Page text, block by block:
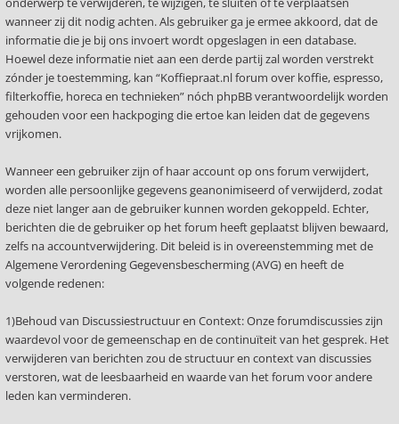
wanneer zij dit nodig achten. Als gebruiker ga je ermee akkoord, dat de
informatie die je bij ons invoert wordt opgeslagen in een database.
Hoewel deze informatie niet aan een derde partij zal worden verstrekt
zónder je toestemming, kan “Koffiepraat.nl forum over koffie, espresso,
filterkoffie, horeca en technieken” nóch phpBB verantwoordelijk worden
gehouden voor een hackpoging die ertoe kan leiden dat de gegevens
vrijkomen.
Wanneer een gebruiker zijn of haar account op ons forum verwijdert,
worden alle persoonlijke gegevens geanonimiseerd of verwijderd, zodat
deze niet langer aan de gebruiker kunnen worden gekoppeld. Echter,
berichten die de gebruiker op het forum heeft geplaatst blijven bewaard,
zelfs na accountverwijdering. Dit beleid is in overeenstemming met de
Algemene Verordening Gegevensbescherming (AVG) en heeft de
volgende redenen:
1)Behoud van Discussiestructuur en Context: Onze forumdiscussies zijn
waardevol voor de gemeenschap en de continuïteit van het gesprek. Het
verwijderen van berichten zou de structuur en context van discussies
verstoren, wat de leesbaarheid en waarde van het forum voor andere
leden kan verminderen.